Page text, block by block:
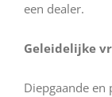
een dealer.
Geleidelijke
Diepgaande